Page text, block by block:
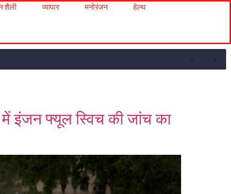
शैली व्यापार मनोरंजन
हेल्थ
में इंजन फ्यूल स्विच की जांच का